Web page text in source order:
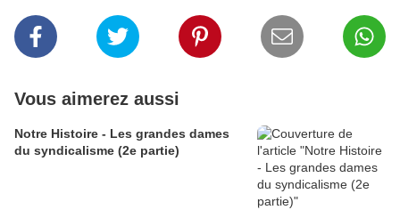
Vous aimerez aussi
Notre Histoire - Les grandes dames
du syndicalisme (2e partie)